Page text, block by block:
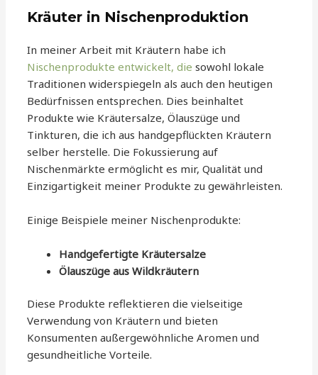
Kräuter in Nischenproduktion
In meiner Arbeit mit Kräutern habe ich
Nischenprodukte entwickelt, die sowohl lokale
Traditionen widerspiegeln als auch den heutigen
Bedürfnissen entsprechen. Dies beinhaltet
Produkte wie Kräutersalze, Ölauszüge und
Tinkturen, die ich aus handgepflückten Kräutern
selber herstelle. Die Fokussierung auf
Nischenmärkte ermöglicht es mir, Qualität und
Einzigartigkeit meiner Produkte zu gewährleisten.
Einige Beispiele meiner Nischenprodukte:
Handgefertigte Kräutersalze
Ölauszüge aus Wildkräutern
Diese Produkte reflektieren die vielseitige
Verwendung von Kräutern und bieten
Konsumenten außergewöhnliche Aromen und
gesundheitliche Vorteile.